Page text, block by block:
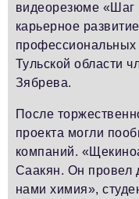
видеорезюме «Шаг
карьерное
профессиональных
Тульской области
Зябрева.
После
проекта могли
компаний.
Саакян. Он провел
нами химия»,